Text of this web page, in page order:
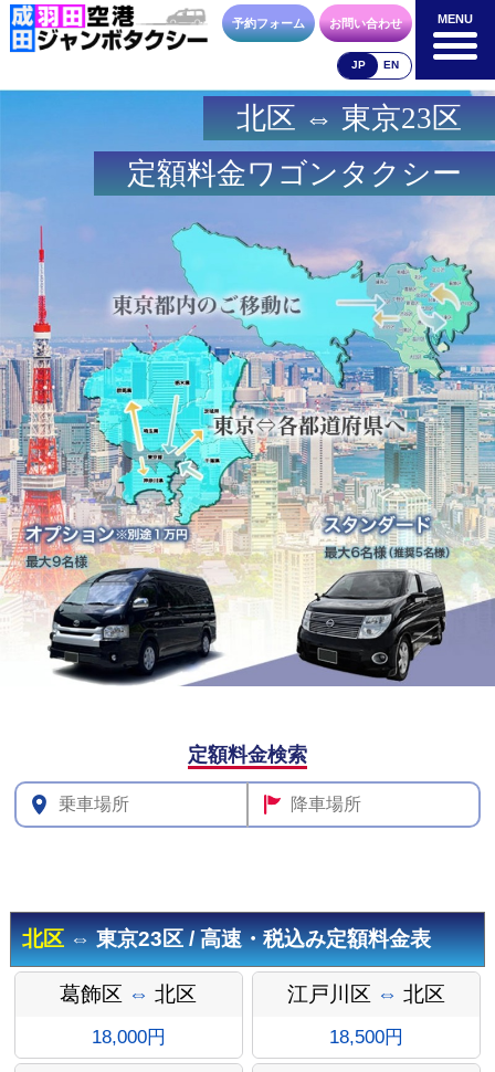
MENU
料金表
羽田空港
料金表
空港送迎以外
料金表
車種・荷物 お支払方法 合流方法
お問合せ 予約フォーム
その他料
金
予約フォーム お問い合わせ
JP EN
MENU
北区 ⇔ 東京23区
定額料金ワゴンタクシー
定額料金検索
北区⇔ 東京23区 / 高速・税込み定額料金表
葛飾区 ⇔ 北区
18,000円
江戸川区 ⇔ 北区
18,500円